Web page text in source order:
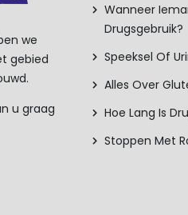
we
gebied
u graag
Wanneer
Drugsgebruik?
Speeksel Of
Alles Over
Hoe Lang Is
Stoppen Met